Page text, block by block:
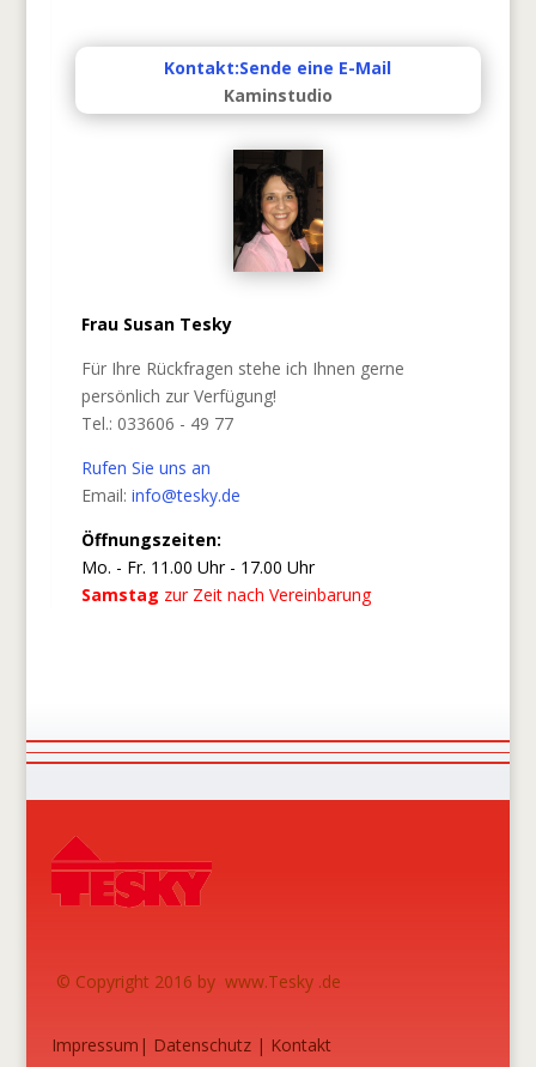
Kontakt:Sende eine E-Mail
Kaminstudio
Frau Susan Tesky
Für Ihre Rückfragen stehe ich Ihnen gerne
persönlich zur Verfügung!
Tel.: 033606 - 49 77
Rufen Sie uns an
Email:info@tesky.de
Öffnungszeiten:
Mo. - Fr. 11.00 Uhr - 17.00 Uhr
Samstag zur Zeit nach Vereinbarung
© Copyright 2016 by www.Tesky .de
Impressum | Datenschutz| Kontakt